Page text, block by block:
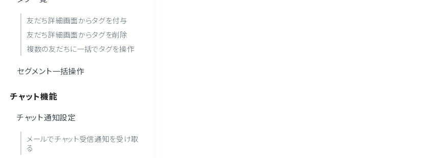
友だち詳細画面からタグを付与
友だち詳細画面からタグを削除
複数の友だちに一括でタグを操作
セグメント一括操作
チャット機能
チャット通知設定
メールでチャット受信通知を受け取
る